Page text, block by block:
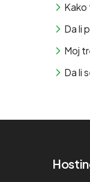
Kako
Da li
Moj
Da li